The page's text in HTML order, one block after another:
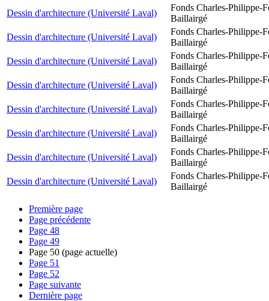
Dessin d'architecture (Université Laval)
Fonds Charles-Philippe-
Baillairgé
Dessin d'architecture (Université Laval)
Fonds Charles-Philippe-
Baillairgé
Dessin d'architecture (Université Laval)
Fonds Charles-Philippe-
Baillairgé
Dessin d'architecture (Université Laval)
Fonds Charles-Philippe-
Baillairgé
Dessin d'architecture (Université Laval)
Fonds Charles-Philippe-
Baillairgé
Dessin d'architecture (Université Laval)
Fonds Charles-Philippe-
Baillairgé
Dessin d'architecture (Université Laval)
Fonds Charles-Philippe-
Baillairgé
Dessin d'architecture (Université Laval)
Fonds Charles-Philippe-
Baillairgé
Première page
Page précédente
Page 48
Page 49
Page 50 (page actuelle)
Page 51
Page 52
Page suivante
Dernière page